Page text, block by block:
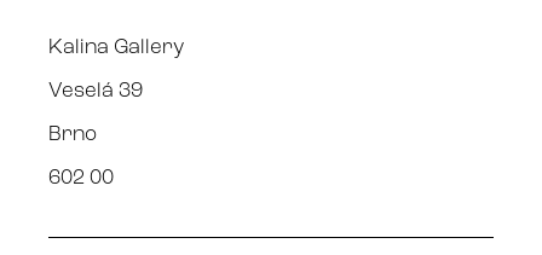
Kalina Gallery
Veselá 39
Brno
602 00